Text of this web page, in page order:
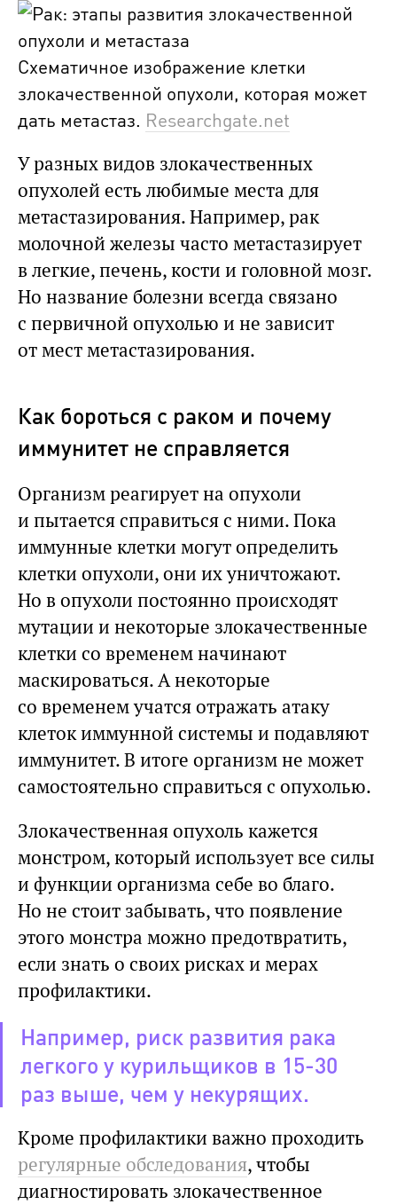
Схематичное изображение клетки
злокачественной опухоли, которая может
дать метастаз. Researchgate.net
У разных видов злокачественных
опухолей есть любимые места для
метастазирования. Например, рак
молочной железы часто метастазирует
в легкие, печень, кости и головной мозг.
Но название болезни всегда связано
с первичной опухолью и не зависит
от мест метастазирования.
Как бороться с раком и почему
иммунитет не справляется
Организм реагирует на опухоли
и пытается справиться с ними. Пока
иммунные клетки могут определить
клетки опухоли, они их уничтожают.
Но в опухоли постоянно происходят
мутации и некоторые злокачественные
клетки со временем начинают
маскироваться. А некоторые
со временем учатся отражать атаку
клеток иммунной системы и подавляют
иммунитет. В итоге организм не может
самостоятельно справиться с опухолью.
Злокачественная опухоль кажется
монстром, который использует все силы
и функции организма себе во благо.
Но не стоит забывать, что появление
этого монстра можно предотвратить,
если знать о своих рисках и мерах
профилактики.
Например, риск развития рака
легкого у курильщиков в 15-30
раз выше, чем у некурящих.
Кроме профилактики важно проходить
регулярные обследования, чтобы
диагностировать злокачественное